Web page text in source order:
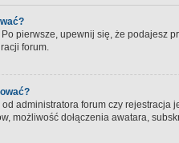
pierwsze, upewnij się, że podajesz
forum.
od administratora forum czy
możliwość dołączenia awatara,